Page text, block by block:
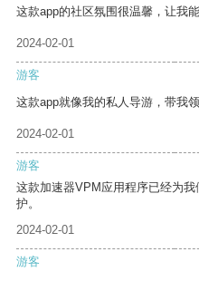
这款app的社区氛围很温馨，让我
2024-02-01
游客
这款app就像我的私人导游，带我
2024-02-01
游客
这款加速器VPM应用程序已经为
护。
2024-02-01
游客